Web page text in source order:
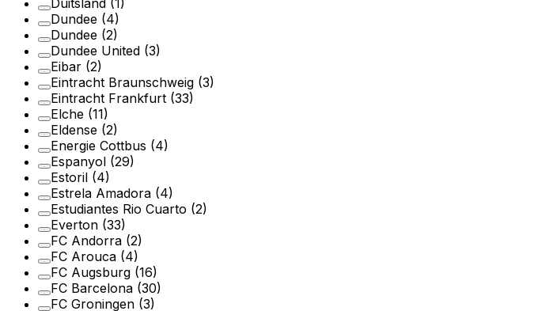
Duitsland (1)
Dundee (4)
Dundee (2)
Dundee United (3)
Eibar (2)
Eintracht Braunschweig (3)
Eintracht Frankfurt (33)
Elche (11)
Eldense (2)
Energie Cottbus (4)
Espanyol (29)
Estoril (4)
Estrela Amadora (4)
Estudiantes Rio Cuarto (2)
Everton (33)
FC Andorra (2)
FC Arouca (4)
FC Augsburg (16)
FC Barcelona (30)
FC Groningen (3)